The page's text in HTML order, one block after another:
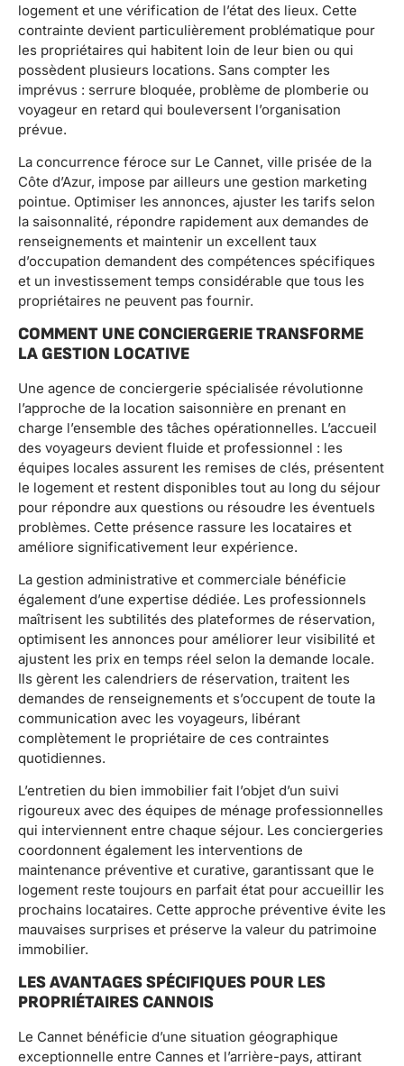
logement et une vérification de l’état des lieux. Cette
contrainte devient particulièrement problématique pour
les propriétaires qui habitent loin de leur bien ou qui
possèdent plusieurs locations. Sans compter les
imprévus : serrure bloquée, problème de plomberie ou
voyageur en retard qui bouleversent l’organisation
prévue.
La concurrence féroce sur Le Cannet, ville prisée de la
Côte d’Azur, impose par ailleurs une gestion marketing
pointue. Optimiser les annonces, ajuster les tarifs selon
la saisonnalité, répondre rapidement aux demandes de
renseignements et maintenir un excellent taux
d’occupation demandent des compétences spécifiques
et un investissement temps considérable que tous les
propriétaires ne peuvent pas fournir.
COMMENT UNE CONCIERGERIE TRANSFORME
LA GESTION LOCATIVE
Une agence de conciergerie spécialisée révolutionne
l’approche de la location saisonnière en prenant en
charge l’ensemble des tâches opérationnelles. L’accueil
des voyageurs devient fluide et professionnel : les
équipes locales assurent les remises de clés, présentent
le logement et restent disponibles tout au long du séjour
pour répondre aux questions ou résoudre les éventuels
problèmes. Cette présence rassure les locataires et
améliore significativement leur expérience.
La gestion administrative et commerciale bénéficie
également d’une expertise dédiée. Les professionnels
maîtrisent les subtilités des plateformes de réservation,
optimisent les annonces pour améliorer leur visibilité et
ajustent les prix en temps réel selon la demande locale.
Ils gèrent les calendriers de réservation, traitent les
demandes de renseignements et s’occupent de toute la
communication avec les voyageurs, libérant
complètement le propriétaire de ces contraintes
quotidiennes.
L’entretien du bien immobilier fait l’objet d’un suivi
rigoureux avec des équipes de ménage professionnelles
qui interviennent entre chaque séjour. Les conciergeries
coordonnent également les interventions de
maintenance préventive et curative, garantissant que le
logement reste toujours en parfait état pour accueillir les
prochains locataires. Cette approche préventive évite les
mauvaises surprises et préserve la valeur du patrimoine
immobilier.
LES AVANTAGES SPÉCIFIQUES POUR LES
PROPRIÉTAIRES CANNOIS
Le Cannet bénéficie d’une situation géographique
exceptionnelle entre Cannes et l’arrière-pays, attirant